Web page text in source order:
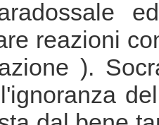
reazioni
).